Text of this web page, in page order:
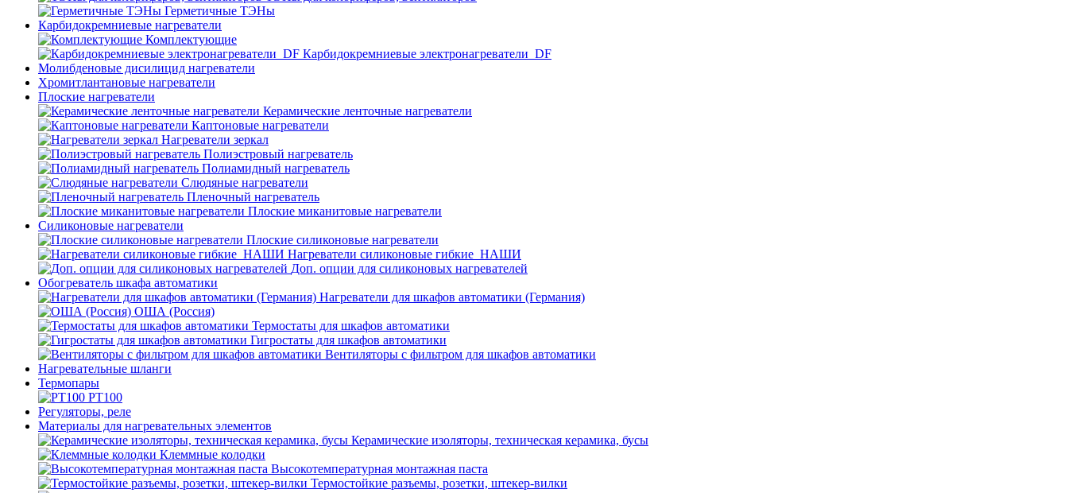
Герметичные ТЭНы
Карбидокремниевые нагреватели
Комплектующие
Карбидокремниевые электронагреватели_DF
Молибденовые дисилицид нагреватели
Хромитлантановые нагреватели
Плоские нагреватели
Керамические ленточные нагреватели
Каптоновые нагреватели
Нагреватели зеркал
Полиэстровый нагреватель
Полиамидный нагреватель
Слюдяные нагреватели
Пленочный нагреватель
Плоские миканитовые нагреватели
Силиконовые нагреватели
Плоские силиконовые нагреватели
Нагреватели силиконовые гибкие_НАШИ
Доп. опции для силиконовых нагревателей
Обогреватель шкафа автоматики
Нагреватели для шкафов автоматики (Германия)
ОША (Россия)
Термостаты для шкафов автоматики
Гигростаты для шкафов автоматики
Вентиляторы с фильтром для шкафов автоматики
Нагревательные шланги
Термопары
PT100
Регуляторы, реле
Материалы для нагревательных элементов
Керамические изоляторы, техническая керамика, бусы
Клеммные колодки
Высокотемпературная монтажная паста
Термостойкие разъемы, розетки, штекер-вилки